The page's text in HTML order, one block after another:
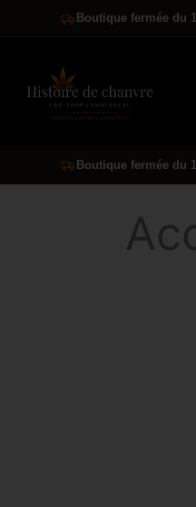
Boutique fermée du 1
Boutique fermée du 1